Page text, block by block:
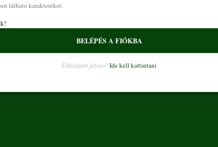
látható karaktereket.
BELÉPÉS A FIÓKBA
Elfelejtett jelszó? Ide kell kattintani